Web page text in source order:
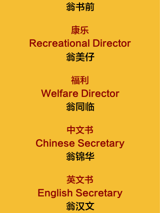
翁书前
康乐
Recreational Director
翁美仔
福利
Welfare Director
翁同临
中文书
Chinese Secretary
翁锦华
英文书
English Secretary
翁汉文